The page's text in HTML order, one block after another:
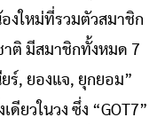
งใหม่ที่รวมตัวสมาชิก
าติ มีสมาชิกทั้งหมด 7
ร์, ยองแจ, ยุกยอม”
ยวในวง ซึ่ง “GOT7”